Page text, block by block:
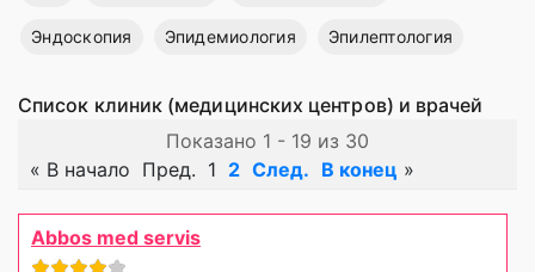
Эндоскопия Эпидемиология Эпилептология
Список клиник (медицинских центров) и врачей
Показано 1 - 19 из 30
« В начало Пред. 1 2 След. В конец »
Abbos med servis